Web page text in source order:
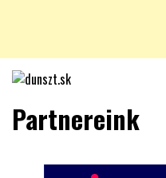
dunszt.sk
Partnereink